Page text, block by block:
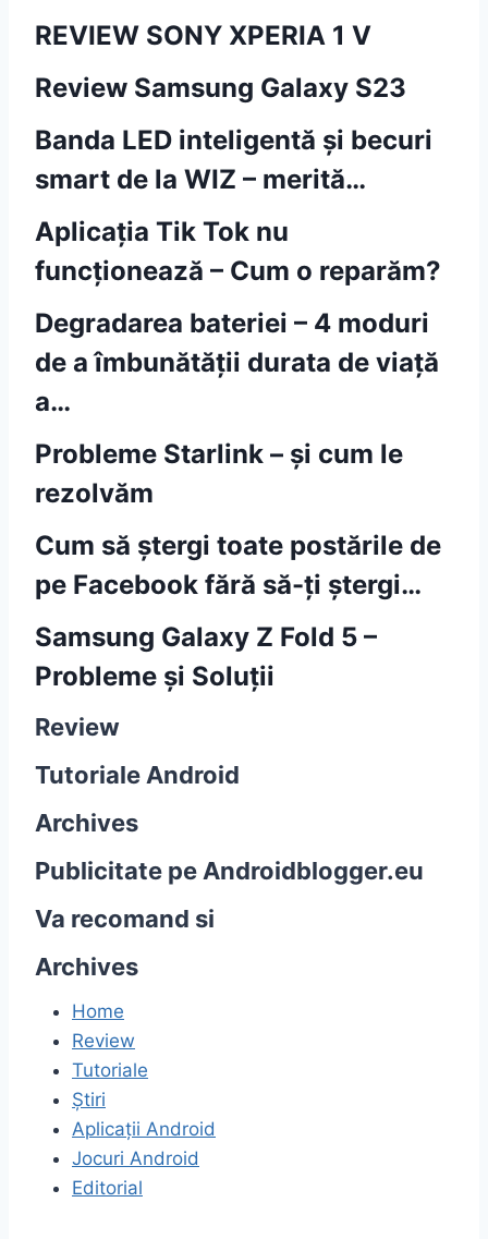
REVIEW SONY XPERIA 1 V
Review Samsung Galaxy S23
Banda LED inteligentă și becuri
smart de la WIZ – merită…
Aplicația Tik Tok nu
funcționează – Cum o reparăm?
Degradarea bateriei – 4 moduri
de a îmbunătății durata de viață
a…
Probleme Starlink – și cum le
rezolvăm
Cum să ștergi toate postările de
pe Facebook fără să-ți ștergi…
Samsung Galaxy Z Fold 5 –
Probleme și Soluții
Review
Tutoriale Android
Archives
Publicitate pe Androidblogger.eu
Va recomand si
Archives
Home
Review
Tutoriale
Știri
Aplicații Android
Jocuri Android
Editorial